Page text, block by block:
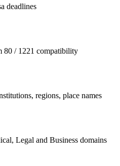
deadlines
80 / 1221 compatibility
regions, place names
Legal and Business domains